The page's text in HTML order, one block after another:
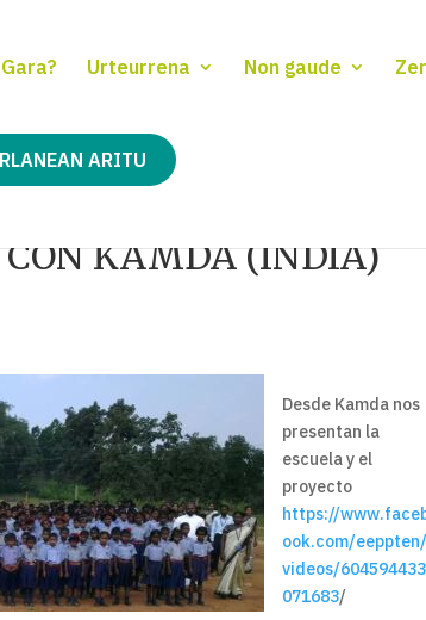
Urteurrena Non gaude
ARITU
KAMDA (INDIA)
Desde Kamda nos
presentan la
escuela y el
proyecto
https://
ook.com/eeppten/
videos/604594433
071683/